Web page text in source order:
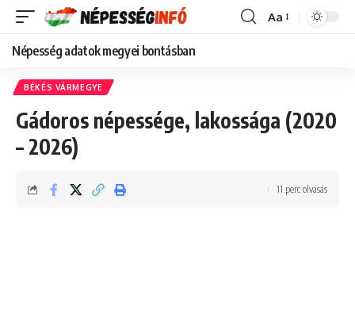
Font
Aa
Népesség adatok megyei bontásban
BÉKÉS VÁRMEGYE
Gádoros népessége, lakossága (2020
– 2026)
11 perc olvasás